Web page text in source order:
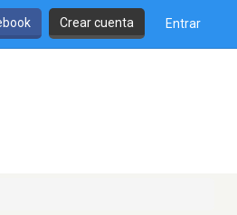
Crear cuenta Entrar